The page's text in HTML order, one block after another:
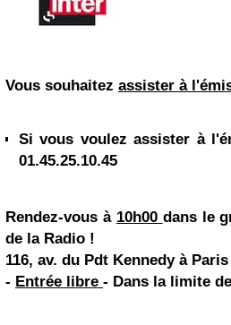
Vous souhaitez assister à
Si vous voulez assister à
01.45.25.10.45
Rendez-vous à 10h00 dans le
de la Radio !
116, av. du Pdt Kennedy à
- Entrée libre - Dans la limite